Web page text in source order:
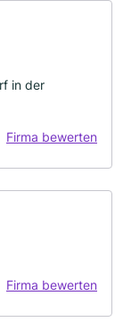
in der
Firma bewerten
Firma bewerten